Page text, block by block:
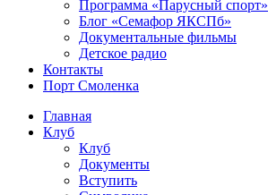
Программа «Парусный спорт»
Блог «Семафор ЯКСПб»
Документальные фильмы
Детское радио
Контакты
Порт Смоленка
Главная
Клуб
Клуб
Документы
Вступить